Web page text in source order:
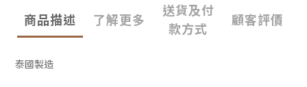
商品描述 了解更多
送貨及付
款方式
顧客評價
泰國製造